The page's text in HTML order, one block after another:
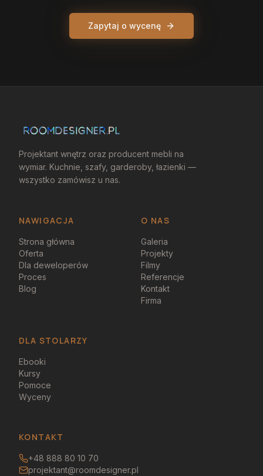
Zapytaj o wycenę
Projektant wnętrz oraz producent mebli na
wymiar. Kuchnie, szafy, garderoby, łazienki —
wszystko zamówisz u nas.
NAWIGACJA O NAS
Strona główna
Oferta
Dla deweloperów
Proces
Blog
Galeria
Projekty
Filmy
Referencje
Kontakt
Firma
DLA STOLARZY
Ebooki
Kursy
Pomoce
Wyceny
KONTAKT
+48 888 80 10 70
projektant@roomdesigner.pl